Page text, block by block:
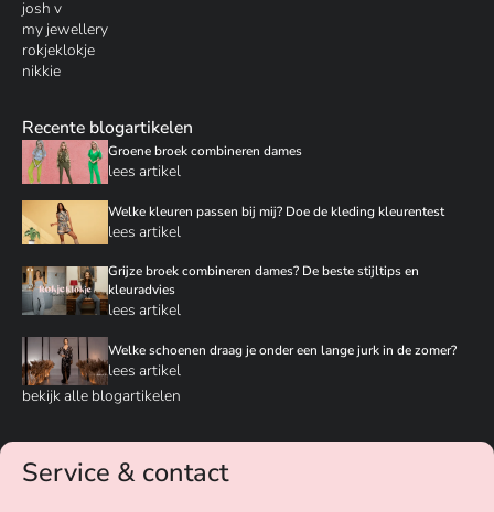
josh v
my jewellery
rokjeklokje
nikkie
Recente blogartikelen
Groene broek combineren dames
lees artikel
Welke kleuren passen bij mij? Doe de kleding kleurentest
lees artikel
Grijze broek combineren dames? De beste stijltips en
kleuradvies
lees artikel
Welke schoenen draag je onder een lange jurk in de zomer?
lees artikel
bekijk alle blogartikelen
Service & contact